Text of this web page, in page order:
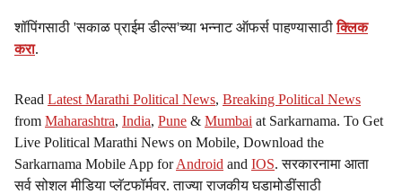
शॉपिंगसाठी 'सकाळ प्राईम डील्स'च्या भन्नाट ऑफर्स पाहण्यासाठीक्लिक
करा.
Read Latest Marathi Political News, Breaking Political News
from Maharashtra, India, Pune & Mumbai at Sarkarnama. To Get
Live Political Marathi News on Mobile, Download the
Sarkarnama Mobile App forAndroid and IOS. सरकारनामा आता
सर्व सोशल मीडिया प्लॅटफॉर्मवर. ताज्या राजकीय घडामोडींसाठी